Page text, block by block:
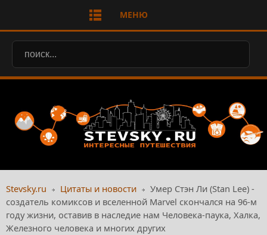
МЕНЮ
Stevsky.ru Цитаты и новости
Умер Стэн Ли (Stan Lee) -
создатель комиксов и вселенной Marvel скончался на 96-м
году жизни, оставив в наследие нам Человека-паука, Халка,
Железного человека и многих других